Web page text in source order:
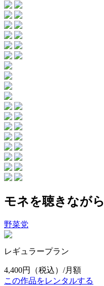
モネを聴きながら
野菜党
レギュラープラン
4,400円
（税込）/月額
この作品をレンタルする